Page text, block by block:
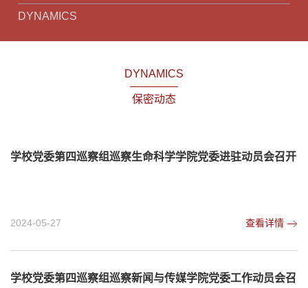
DYNAMICS
DYNAMICS
保密动态
学校党委第四巡察组巡察生命科学学院党委进驻动员会召开
2024-05-27 查看详情
学校党委第四巡察组巡察新闻与传媒学院党委工作动员会召